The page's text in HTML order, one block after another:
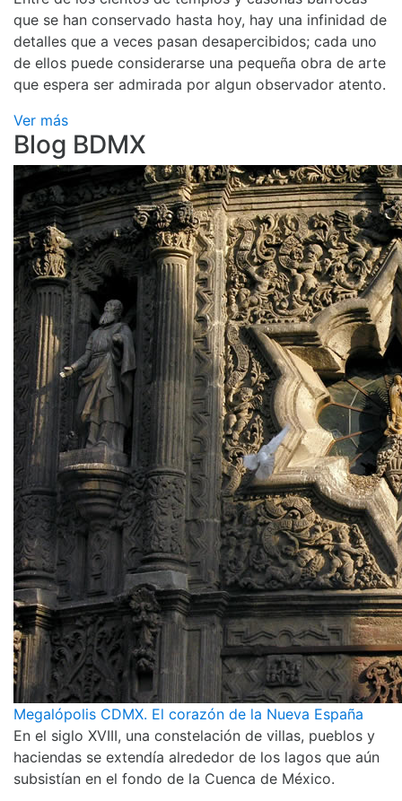
que se han conservado hasta hoy, hay una infinidad de
detalles que a veces pasan desapercibidos; cada uno
de ellos puede considerarse una pequeña obra de arte
que espera ser admirada por algun observador atento.
Ver más
Blog BDMX
Megalópolis CDMX. El corazón de la Nueva España
En el siglo XVIII, una constelación de villas, pueblos y
haciendas se extendía alrededor de los lagos que aún
subsistían en el fondo de la Cuenca de México.